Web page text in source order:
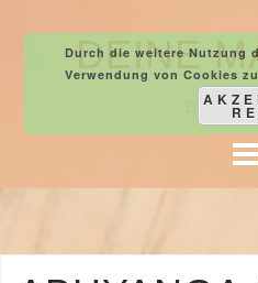
DEINE
DEINE
Durch die weitere Nutzung
Verwendung von Cookies